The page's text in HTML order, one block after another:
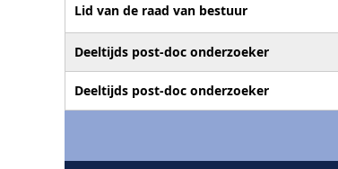
Lid van de raad van bestuur
Deeltijds post-doc onderzoeker
Deeltijds post-doc onderzoeker